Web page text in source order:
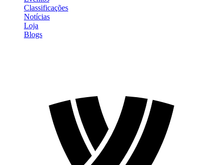
Classificações
Notícias
Loja
Blogs